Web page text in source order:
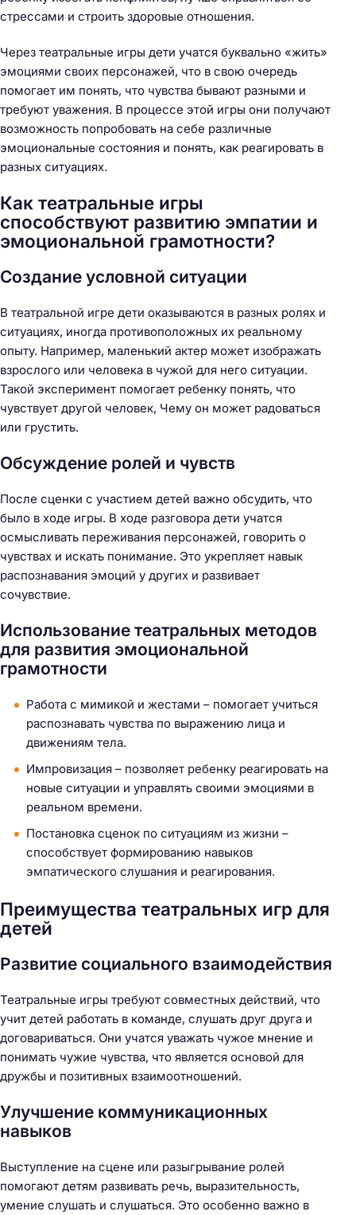
стрессами и строить здоровые отношения.
Через театральные игры дети учатся буквально «жить»
эмоциями своих персонажей, что в свою очередь
помогает им понять, что чувства бывают разными и
требуют уважения. В процессе этой игры они получают
возможность попробовать на себе различные
эмоциональные состояния и понять, как реагировать в
разных ситуациях.
Как театральные игры
способствуют развитию эмпатии и
эмоциональной грамотности?
Создание условной ситуации
В театральной игре дети оказываются в разных ролях и
ситуациях, иногда противоположных их реальному
опыту. Например, маленький актер может изображать
взрослого или человека в чужой для него ситуации.
Такой эксперимент помогает ребенку понять, что
чувствует другой человек, Чему он может радоваться
или грустить.
Обсуждение ролей и чувств
После сценки с участием детей важно обсудить, что
было в ходе игры. В ходе разговора дети учатся
осмысливать переживания персонажей, говорить о
чувствах и искать понимание. Это укрепляет навык
распознавания эмоций у других и развивает
сочувствие.
Использование театральных методов
для развития эмоциональной
грамотности
Работа с мимикой и жестами – помогает учиться
распознавать чувства по выражению лица и
движениям тела.
Импровизация – позволяет ребенку реагировать на
новые ситуации и управлять своими эмоциями в
реальном времени.
Постановка сценок по ситуациям из жизни –
способствует формированию навыков
эмпатического слушания и реагирования.
Преимущества театральных игр для
детей
Развитие социального взаимодействия
Театральные игры требуют совместных действий, что
учит детей работать в команде, слушать друг друга и
договариваться. Они учатся уважать чужое мнение и
понимать чужие чувства, что является основой для
дружбы и позитивных взаимоотношений.
Улучшение коммуникационных
навыков
Выступление на сцене или разыгрывание ролей
помогают детям развивать речь, выразительность,
умение слушать и слушаться. Это особенно важно в